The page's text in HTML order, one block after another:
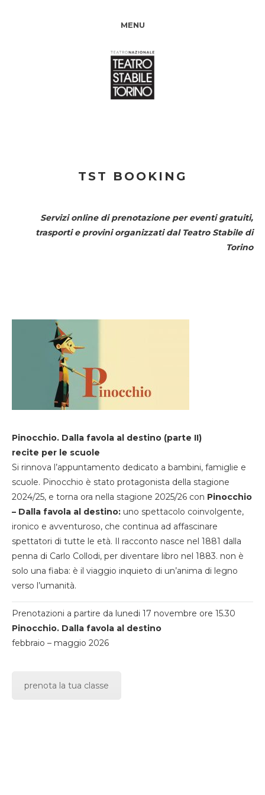
MENU
TST BOOKING
Servizi online di prenotazione per eventi gratuiti,
trasporti e provini organizzati dal Teatro Stabile di
Torino
Pinocchio. Dalla favola al destino (parte II)
recite per le scuole
Si rinnova l’appuntamento dedicato a bambini, famiglie e
scuole. Pinocchio è stato protagonista della stagione
2024/25, e torna ora nella stagione 2025/26 con Pinocchio
– Dalla favola al destino: uno spettacolo coinvolgente,
ironico e avventuroso, che continua ad affascinare
spettatori di tutte le età. Il racconto nasce nel 1881 dalla
penna di Carlo Collodi, per diventare libro nel 1883. non è
solo una fiaba: è il viaggio inquieto di un’anima di legno
verso l’umanità.
Prenotazioni a partire da lunedi 17 novembre ore 15.30
Pinocchio. Dalla favola al destino
febbraio – maggio 2026
prenota la tua classe